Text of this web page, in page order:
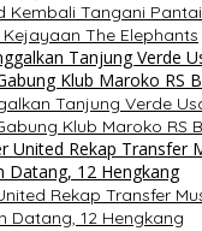
Kembali Tangani
The Elephants
Tanjung Verde
Klub Maroko RS
Rekap Transfer
Datang, 12 Hengkang